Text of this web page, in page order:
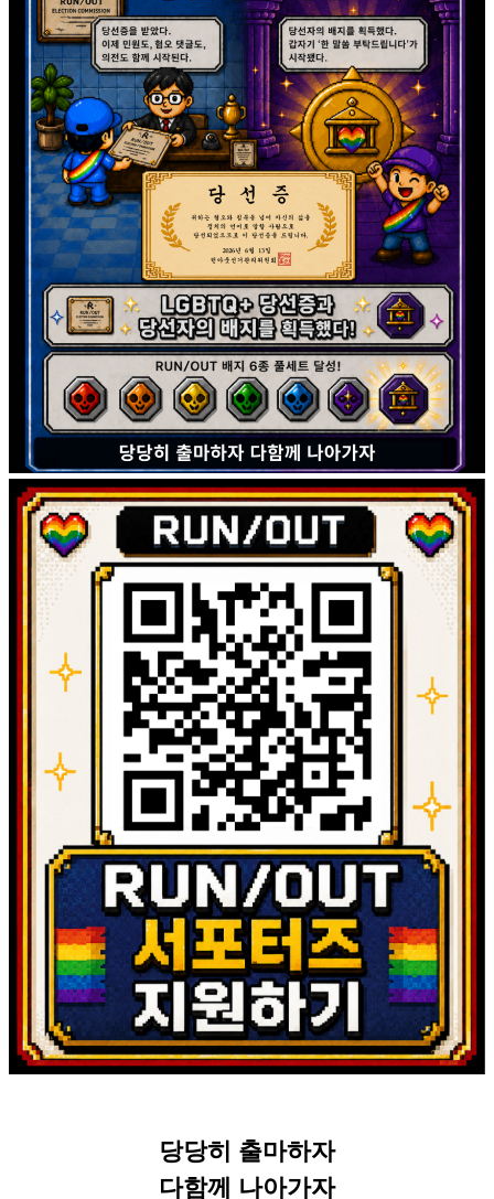
당당히 출마하자
다함께 나아가자